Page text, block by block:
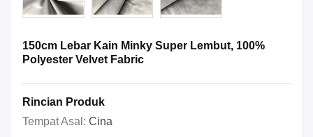
150cm Lebar Kain Minky Super Lembut, 100%
Polyester Velvet Fabric
Rincian Produk
Tempat Asal: Cina